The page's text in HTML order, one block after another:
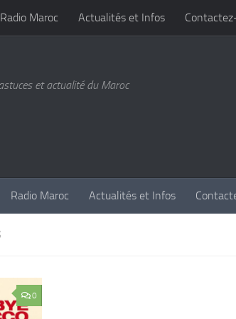
Radio Maroc Actualités et Infos
et actualité du Maroc
Radio Maroc Actualités et Infos
0